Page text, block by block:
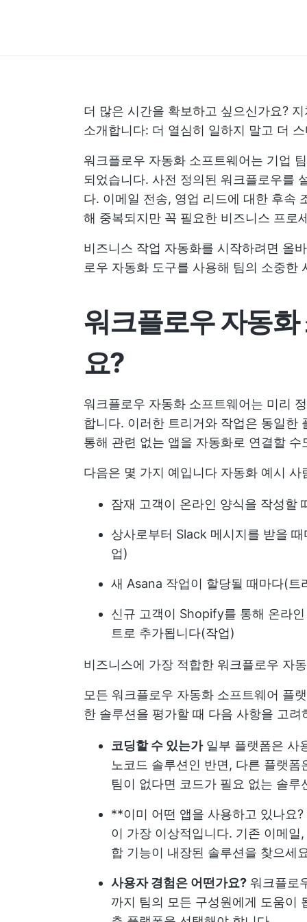
더 많은 시간을 확보하고 싶으신가요?
소개합니다: 더 열심히 일하지 말고 더
워크플로우 자동화 소프트웨어는 기업
되었습니다. 사전 정의된 워크플로우를
다. 이메일 전송, 영업 리드에 대한 후속
해 중복되지만 꼭 필요한 비즈니스 프로
비즈니스 작업 자동화를 시작하려면 올
로우 자동화 도구를 사용해 팀의 소중
워크플로우 자동
요?
워크플로우 자동화 소프트웨어는 미리
합니다. 이러한 트리거와 작업은 동일한
통해 관련 없는 앱을 자동화로 연결할 수
다음은 몇 가지 예입니다 자동화 예시 사
잠재 고객이 온라인 양식을 작성할
상사로부터 Slack 메시지를 받을
업)
새 Asana 작업이 할당될 때마다(
신규 고객이 Shopify를 통해 온라
트로 추가됩니다(작업)
비즈니스에 가장 적합한 워크플로우 자
모든 워크플로우 자동화 소프트웨어 플
한 솔루션을 평가할 때 다음 사항을 고려
코딩할 수 있는가일부 플랫폼은 사
노코드 솔루션인 반면, 다른 플랫
팀이 없다면 코드가 필요 없는 솔루
**이미 어떤 앱을 사용하고 있나요
이 가장 이상적입니다. 기존 이메
합 기능이 내장된 솔루션을 찾으세
사용자 경험은 어떤가요? 워크플로
까지 팀의 모든 구성원에게 도움이